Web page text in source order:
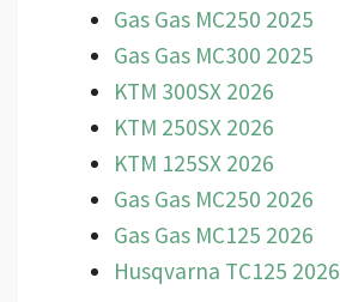
Gas Gas MC250 2025
Gas Gas MC300 2025
KTM 300SX 2026
KTM 250SX 2026
KTM 125SX 2026
Gas Gas MC250 2026
Gas Gas MC125 2026
Husqvarna TC125 2026